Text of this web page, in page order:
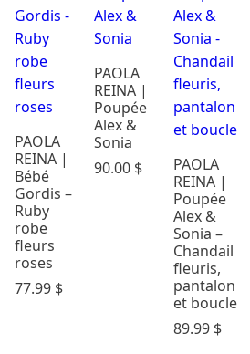
PAOLA
REINA |
Bébé
Gordis –
Ruby
robe
fleurs
roses
77.99 $
PAOLA
REINA |
Poupée
Alex &
Sonia
90.00 $
PAOLA
REINA |
Poupée
Alex &
Sonia –
Chandail
fleuris,
pantalon
et boucle
89.99 $